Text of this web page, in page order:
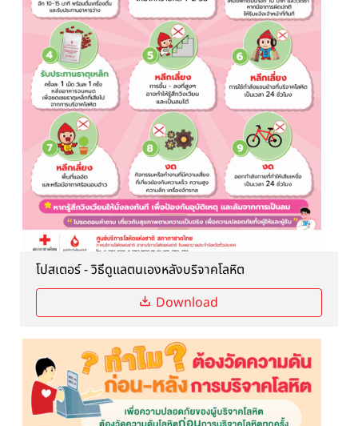
โปสเตอร์ - วิธีดูแลตนเองหลังบริจาคโลหิต
Download